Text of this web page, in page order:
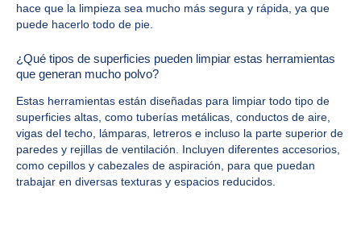
hace que la limpieza sea mucho más segura y rápida, ya que
puede hacerlo todo de pie.
¿Qué tipos de superficies pueden limpiar estas herramientas
que generan mucho polvo?
Estas herramientas están diseñadas para limpiar todo tipo de
superficies altas, como tuberías metálicas, conductos de aire,
vigas del techo, lámparas, letreros e incluso la parte superior de
paredes y rejillas de ventilación. Incluyen diferentes accesorios,
como cepillos y cabezales de aspiración, para que puedan
trabajar en diversas texturas y espacios reducidos.